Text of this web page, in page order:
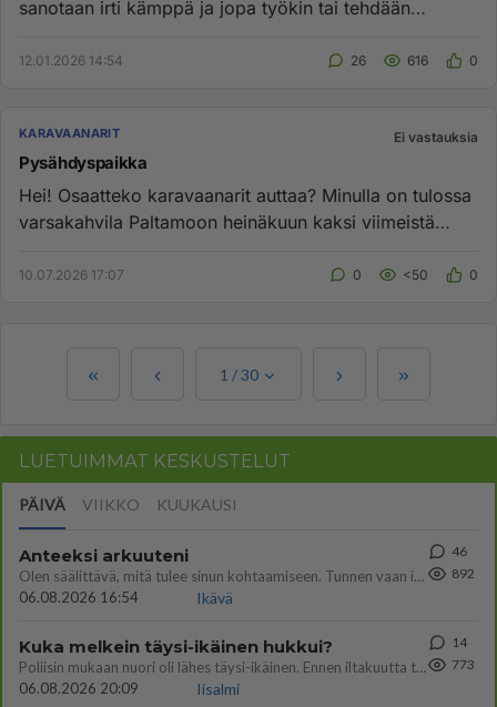
sanotaan irti kämppä ja jopa työkin tai tehdään
12.01.2026 14:54 26 616 0
KARAVAANARIT Ei vastauksia
Pysähdyspaikka
Hei! Osaatteko karavaanarit auttaa? Minulla on tulossa
varsakahvila Paltamoon heinäkuun kaksi viimeistä
10.07.2026 17:07 0 <50 0
1 /30
LUETUIMMAT KESKUSTELUT
PÄIVÄ VIIKKO KUUKAUSI
Anteeksi arkuuteni
Olen säälittävä, mitä tulee sinun kohtaamiseen. Tunnen vaan itseni todella epävarmaksi sun kanssa. Jos minun olisi pitän
06.08.2026 16:54
Ikävä
46
892
Kuka melkein täysi-ikäinen hukkui?
Poliisin mukaan nuori oli lähes täysi-ikäinen. Ennen iltakuutta tulleen ilmoituksen mukaan ihminen oli joutunut mahdoll
06.08.2026 20:09
Iisalmi
14
773